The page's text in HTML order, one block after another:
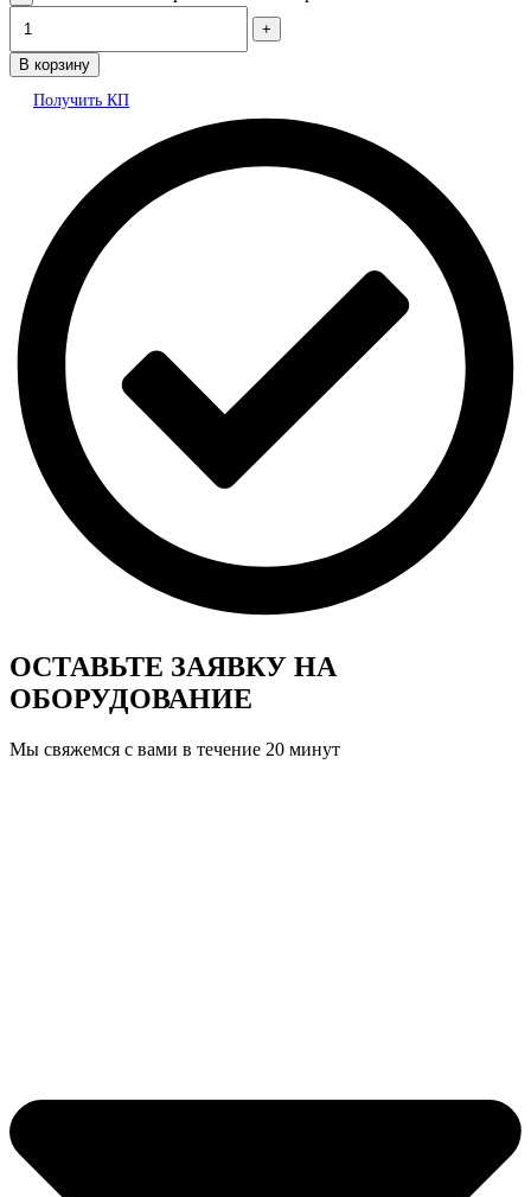
В корзину
Получить КП
ОСТАВЬТЕ ЗАЯВКУ НА
ОБОРУДОВАНИЕ
Мы свяжемся с вами в течение 20 минут